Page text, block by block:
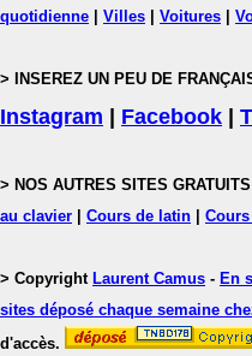
quotidienne
Villes Voitures
> INSEREZ UN PEU DE
Instagram Facebook
> NOS AUTRES SITES
au clavier
Cours de latin
> Copyright Laurent Camus - En
sites déposé chaque semaine
d'accès.